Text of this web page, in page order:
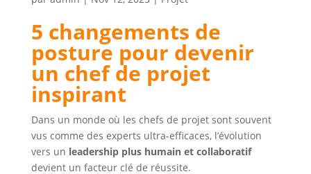
5 changements de
posture pour devenir
un chef de projet
inspirant
Dans un monde où les chefs de projet sont souvent
vus comme des experts ultra-efficaces, l’évolution
vers un leadership plus humain et collaboratif
devient un facteur clé de réussite.